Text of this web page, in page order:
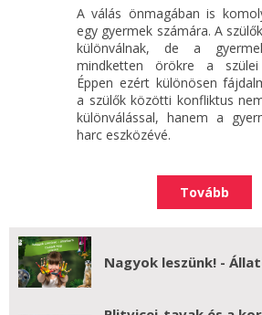
A válás önmagában is
egy gyermek számára. A
különválnak, de a
mindketten örökre a szülei
Éppen ezért különösen
a szülők közötti konfliktus
különválással, hanem a
harc eszközévé.
Tovább
Nagyok leszünk! -